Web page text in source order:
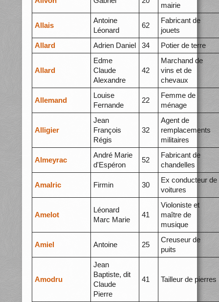
mairie
Allais
Antoine
Léonard
62
Fabricant de
jouets
Allard
Adrien Daniel 34 Potier de terre
Allard
Edme
Claude
Alexandre
42
Marchand de
vins et de
chevaux
Allemand
Louise
Fernande
22
Femme de
ménage
Alligier
Jean
François
Régis
32
Agent de
remplacements
militaires
Almeyrac
André Marie
d'Espéron
52
Fabricant de
chandelles
Amalric Firmin 30
Ex conducteur de
voitures
Amelot
Léonard
Marc Marie
41
Violoniste et
maître de
musique
Amiel Antoine 25
Creuseur de
puits
Amodru
Jean
Baptiste, dit
Claude
Pierre
41 Tailleur de pierres